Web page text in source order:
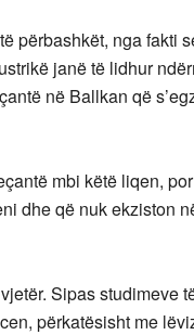
përbashkët, nga fakti
janë të lidhur
në Ballkan që
mbi këtë liqen,
dhe që nuk ekziston
Sipas studimeve
përkatësisht me